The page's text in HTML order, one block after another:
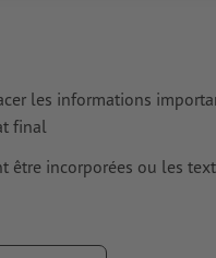
les informations
final
être incorporées ou les